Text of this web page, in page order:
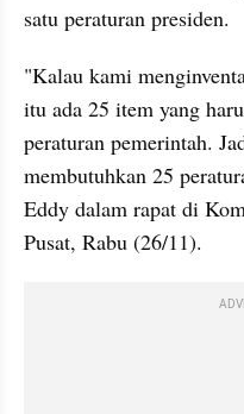
satu peraturan presiden.
"Kalau kami
itu ada 25 item yang
peraturan pemerintah.
membutuhkan 25
Eddy dalam rapat di
Pusat, Rabu (26/11).